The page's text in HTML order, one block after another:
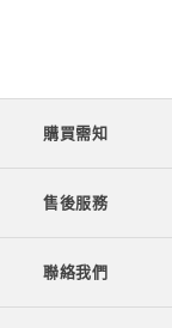
購買需知
售後服務
聯絡我們